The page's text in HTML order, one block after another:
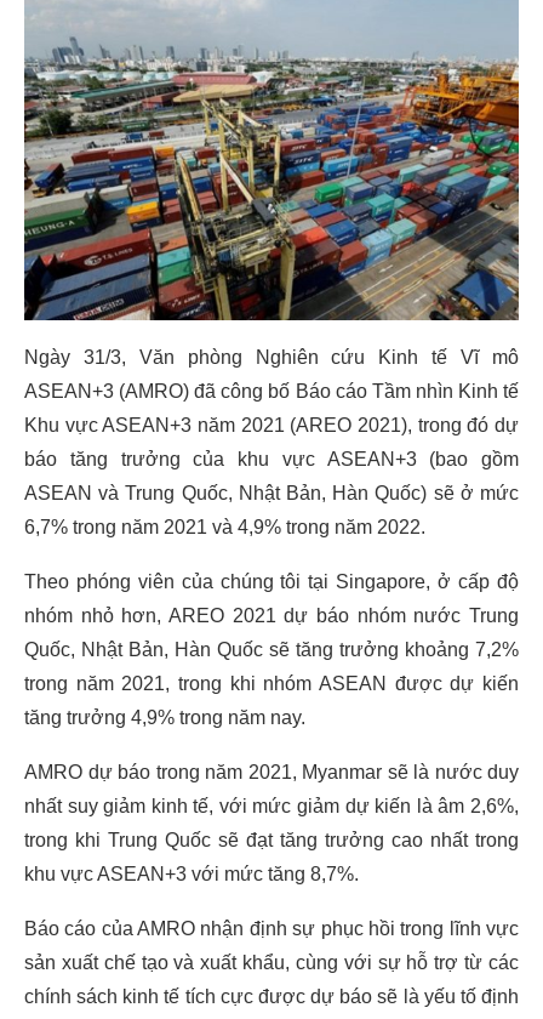
Ngày 31/3, Văn phòng Nghiên cứu Kinh tế Vĩ mô
ASEAN+3 (AMRO) đã công bố Báo cáo Tầm nhìn Kinh tế
Khu vực ASEAN+3 năm 2021 (AREO 2021), trong đó dự
báo tăng trưởng của khu vực ASEAN+3 (bao gồm
ASEAN và Trung Quốc, Nhật Bản, Hàn Quốc) sẽ ở mức
6,7% trong năm 2021 và 4,9% trong năm 2022.
Theo phóng viên của chúng tôi tại Singapore, ở cấp độ
nhóm nhỏ hơn, AREO 2021 dự báo nhóm nước Trung
Quốc, Nhật Bản, Hàn Quốc sẽ tăng trưởng khoảng 7,2%
trong năm 2021, trong khi nhóm ASEAN được dự kiến
tăng trưởng 4,9% trong năm nay.
AMRO dự báo trong năm 2021, Myanmar sẽ là nước duy
nhất suy giảm kinh tế, với mức giảm dự kiến là âm 2,6%,
trong khi Trung Quốc sẽ đạt tăng trưởng cao nhất trong
khu vực ASEAN+3 với mức tăng 8,7%.
Báo cáo của AMRO nhận định sự phục hồi trong lĩnh vực
sản xuất chế tạo và xuất khẩu, cùng với sự hỗ trợ từ các
chính sách kinh tế tích cực được dự báo sẽ là yếu tố định